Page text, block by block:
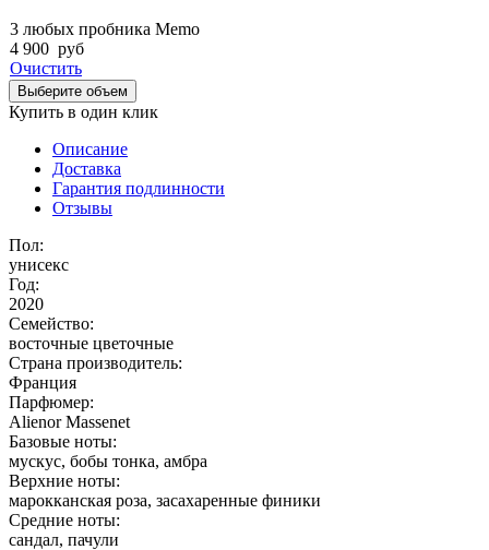
3 любых пробника Memo
4 900 руб
Очистить
Выберите объем
Купить в один клик
Описание
Доставка
Гарантия подлинности
Отзывы
Пол:
унисекс
Год:
2020
Семейство:
восточные цветочные
Страна производитель:
Франция
Парфюмер:
Alienor Massenet
Базовые ноты:
мускус, бобы тонка, амбра
Верхние ноты:
марокканская роза, засахаренные финики
Средние ноты:
сандал, пачули